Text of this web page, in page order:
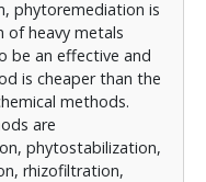
από βαρέα
phytoremediation is
heavy metals
be an effective and
is cheaper than the
methods.
are
phytostabilization,
rhizofiltration,